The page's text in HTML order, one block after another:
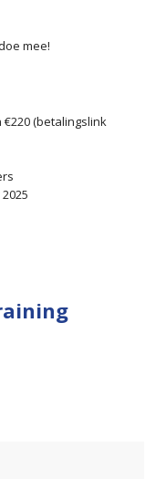
mee!
(betalingslink